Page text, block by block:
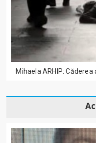
Mihaela ARHIP: